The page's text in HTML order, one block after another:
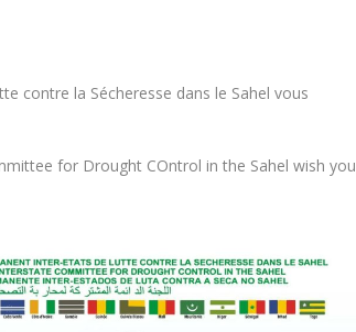
contre la Sécheresse dans le Sahel vous
for Drought COntrol in the Sahel wish you